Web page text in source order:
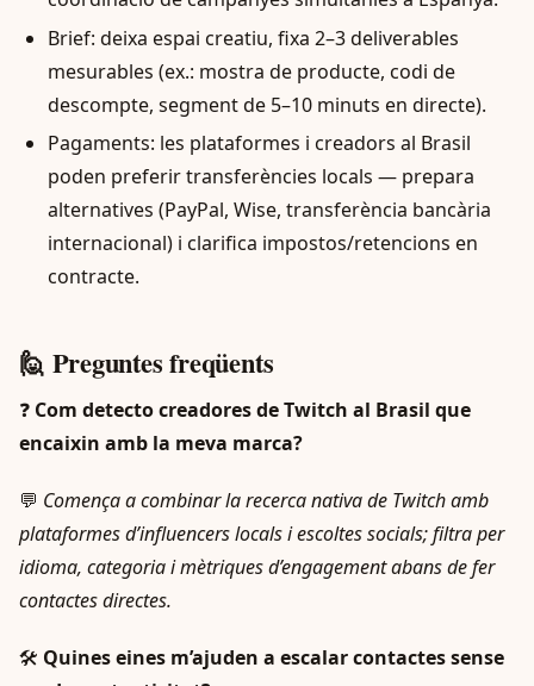
Brief: deixa espai creatiu, fixa 2–3 deliverables
mesurables (ex.: mostra de producte, codi de
descompte, segment de 5–10 minuts en directe).
Pagaments: les plataformes i creadors al Brasil
poden preferir transferències locals — prepara
alternatives (PayPal, Wise, transferència bancària
internacional) i clarifica impostos/retencions en
contracte.
🙋 Preguntes freqüents
❓ Com detecto creadores de Twitch al Brasil que
encaixin amb la meva marca?
💬 Comença a combinar la recerca nativa de Twitch amb
plataformes d’influencers locals i escoltes socials; filtra per
idioma, categoria i mètriques d’engagement abans de fer
contactes directes.
🛠️ Quines eines m’ajuden a escalar contactes sense